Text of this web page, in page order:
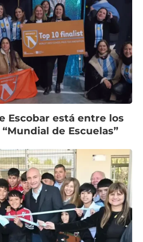
Escobar está entre los
de Escuelas”